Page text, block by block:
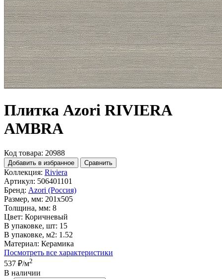
Плитка Azori RIVIERA
AMBRA
Код товара: 20988
Добавить в избранное Сравнить
Коллекция: Riviera
Артикул: 506401101
Бренд: Azori (Россия)
Размер, мм: 201x505
Толщина, мм: 8
Цвет: Коричневый
В упаковке, шт: 15
В упаковке, м2: 1.52
Материал: Керамика
Посмотреть все характеристики
537 ₽/м2
В наличии